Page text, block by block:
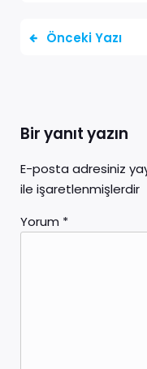
Önceki Yazı
Bir yanıt yazın
E-posta adresiniz
ile işaretlenmişlerdir
Yorum *